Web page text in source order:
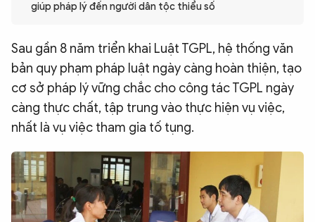
VĂN HÓA - THỂ THAO
BẠN ĐỌC & CAND
ĐA PHƯƠNG TIỆN
eMagazine
Infographic
Chuyên trangAn ninh thế giới
Văn nghệ Công an
Chuyên đề
giúp pháp lý đến người dân tộc thiểu số
Sau gần 8 năm triển khai Luật TGPL, hệ thống văn
bản quy phạm pháp luật ngày càng hoàn thiện, tạo
cơ sở pháp lý vững chắc cho công tác TGPL ngày
càng thực chất, tập trung vào thực hiện vụ việc,
nhất là vụ việc tham gia tố tụng.